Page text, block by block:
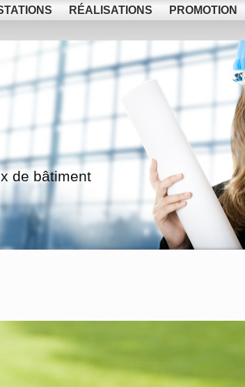
RÉALISATIONS PROMOTION
de bâtiment